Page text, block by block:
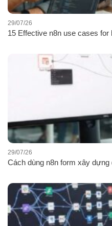
15 Effective n8n use cases
29/07/26
Cách dùng n8n form xây
29/07/26